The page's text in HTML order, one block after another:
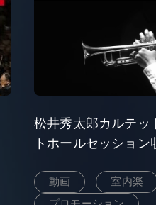
松井秀太郎カルテ
トホールセッション
動画
室内楽